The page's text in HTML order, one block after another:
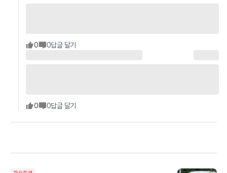
0 0답글 달기
0 0답글 달기